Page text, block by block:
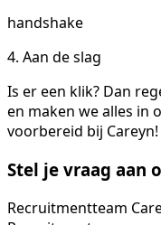
handshake
4. Aan de slag
Is er een klik? Dan
en maken we alles in
voorbereid bij Careyn!
Stel je vraag aan
Recruitmentteam